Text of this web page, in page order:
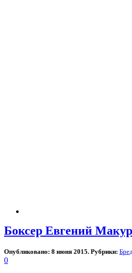
Боксер Евгений
Опубликовано: 8 июня 2015. Рубрики: Бред
0